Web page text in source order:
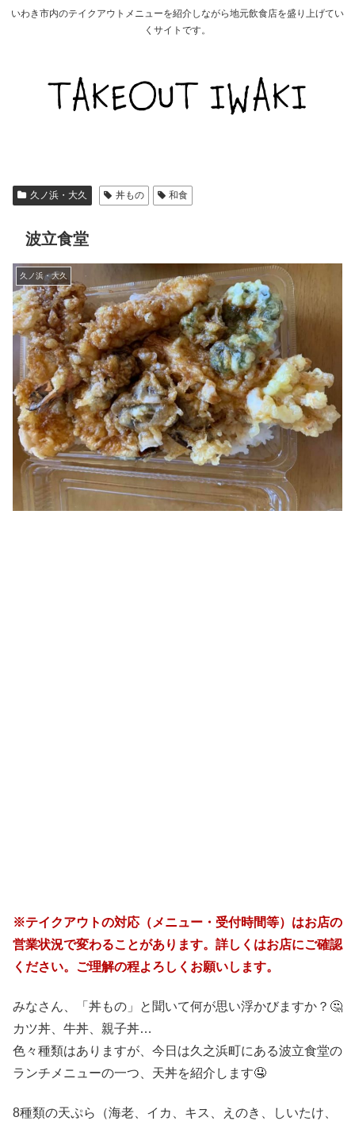
いわき市内のテイクアウトメニューを紹介しながら地元飲食店を盛り上げてい
くサイトです。
久ノ浜・大久 丼もの 和食
波立食堂
久ノ浜・大久
※テイクアウトの対応（メニュー・受付時間等）はお店の
営業状況で変わることがあります。詳しくはお店にご確認
ください。ご理解の程よろしくお願いします。
みなさん、「丼もの」と聞いて何が思い浮かびますか？🤔
カツ丼、牛丼、親子丼…
色々種類はありますが、今日は久之浜町にある波立食堂の
ランチメニューの一つ、天丼を紹介します🤤
8種類の天ぷら（海老、イカ、キス、えのき、しいたけ、